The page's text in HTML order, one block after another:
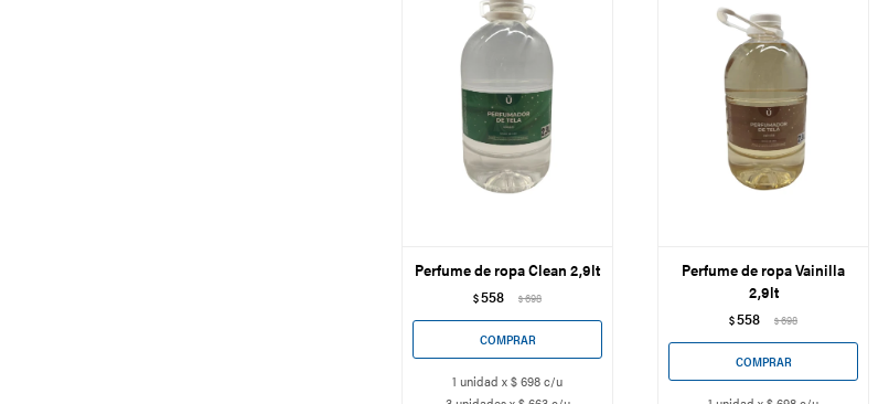
Perfume de ropa Clean 2,9lt
$558 $698
1 unidad x $ 698 c/u
Perfume de ropa Vainilla
2,9lt
$558 $698